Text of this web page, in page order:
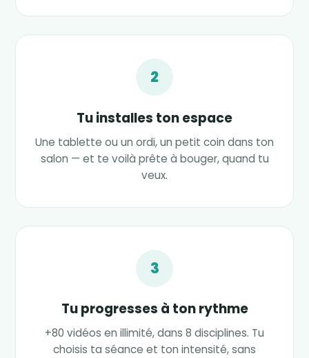
2
Tu installes ton espace
Une tablette ou un ordi, un petit coin dans ton
salon — et te voilà prête à bouger, quand tu
veux.
3
Tu progresses à ton rythme
+80 vidéos en illimité, dans 8 disciplines. Tu
choisis ta séance et ton intensité, sans